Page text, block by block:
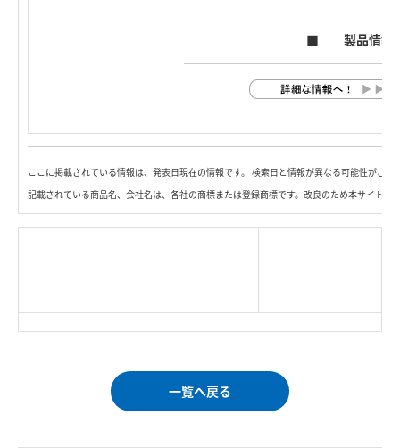
■ 製品情
ここに掲載されている情報は、発表日現在の情報です。 検索日と情報が異なる可能性がご
記載されている商品名、会社名は、各社の商標または登録商標です。改良のため本サイト内
一覧へ戻る